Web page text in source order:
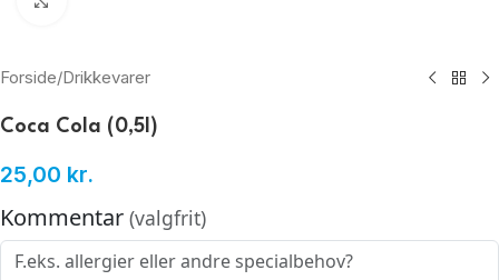
Forside/Drikkevarer
Coca Cola (0,5l)
25,00 kr.